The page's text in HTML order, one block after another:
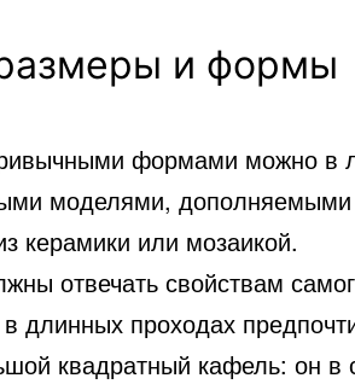
и формы
формами можно в
моделями, дополняемыми
керамики или мозаикой.
отвечать свойствам
длинных проходах
квадратный кафель: он в